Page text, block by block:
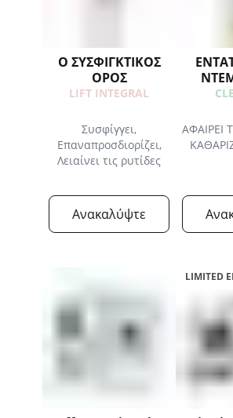
Ο ΣΥΣΦΙΓΚΤΙΚΟΣ
ΟΡΟΣ​
LIFT INTEGRAL
Συσφίγγει,
Επαναπροσδιορίζει,
Λειαίνει τις ρυτίδες
Ανακαλύψτε
ΑΦΑΙΡΕΙ
LIMITED